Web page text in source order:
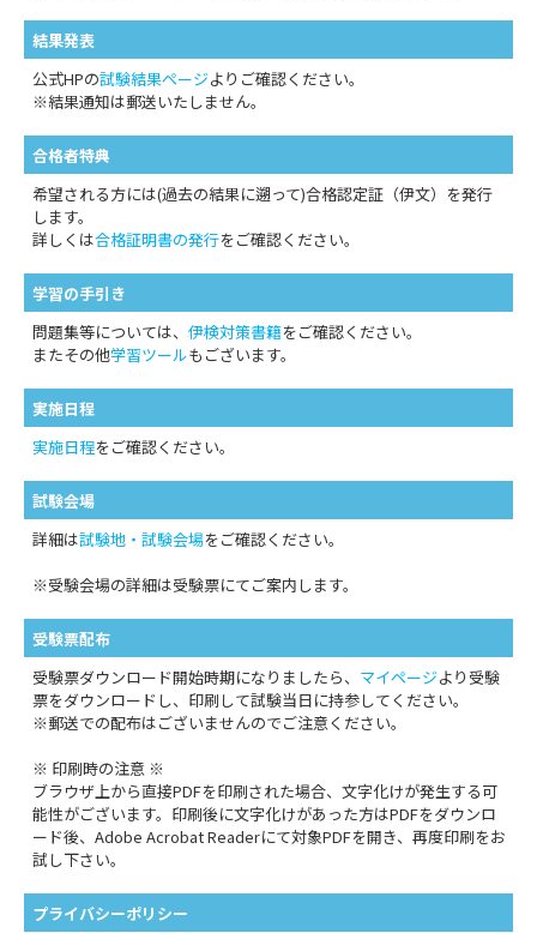
結果発表
公式HPの試験結果ページよりご確認ください。
※結果通知は郵送いたしません。
合格者特典
希望される方には(過去の結果に遡って)合格認定証（伊文）を発行
します。
詳しくは合格証明書の発行をご確認ください。
学習の手引き
問題集等については、 伊検対策書籍をご確認ください。
またその他学習ツールもございます。
実施日程
実施日程をご確認ください。
試験会場
詳細は試験地・試験会場をご確認ください。
※受験会場の詳細は受験票にてご案内します。
受験票配布
受験票ダウンロード開始時期になりましたら、 マイページより受験
票をダウンロードし、印刷して試験当日に持参してください。
※郵送での配布はございませんのでご注意ください。
※ 印刷時の注意 ※
ブラウザ上から直接PDFを印刷された場合、文字化けが発生する可
能性がございます。印刷後に文字化けがあった方はPDFをダウンロ
ード後、Adobe Acrobat Readerにて対象PDFを開き、再度印刷をお
試し下さい。
プライバシーポリシー